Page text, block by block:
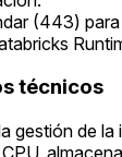
(443)
técnicos
gestión de